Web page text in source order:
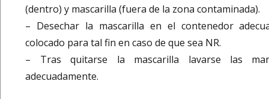
(dentro) y mascarilla (fuera de la zona contaminada).
– Desechar la mascarilla en el contenedor
colocado para tal fin en caso de que sea NR.
– Tras quitarse la mascarilla lavarse las
adecuadamente.